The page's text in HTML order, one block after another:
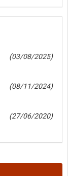
(03/08/2025)
(08/11/2024)
(27/06/2020)